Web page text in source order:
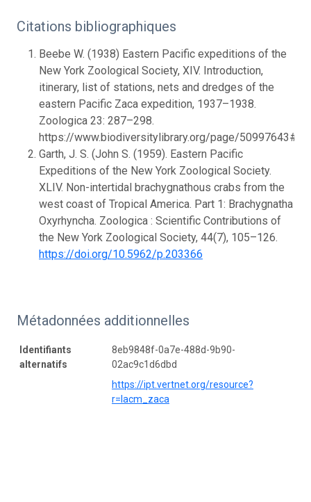
Citations bibliographiques
Beebe W. (1938) Eastern Pacific expeditions of the
New York Zoological Society, XIV. Introduction,
itinerary, list of stations, nets and dredges of the
eastern Pacific Zaca expedition, 1937–1938.
Zoologica 23: 287–298.
https://www.biodiversitylibrary.org/page/
Garth, J. S. (John S. (1959). Eastern Pacific
Expeditions of the New York Zoological Society.
XLIV. Non-intertidal brachygnathous crabs from the
west coast of Tropical America. Part 1: Brachygnatha
Oxyrhyncha. Zoologica : Scientific Contributions of
the New York Zoological Society, 44(7), 105–126.
https://doi.org/10.5962/p.203366
Métadonnées additionnelles
Identifiants
alternatifs
8eb9848f-0a7e-488d-9b90-
02ac9c1d6dbd
https://ipt.vertnet.org/resource?
r=lacm_zaca